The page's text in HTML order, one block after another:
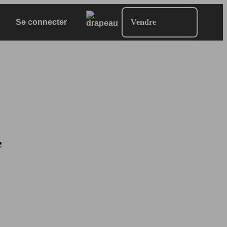
Se connecter Vendre